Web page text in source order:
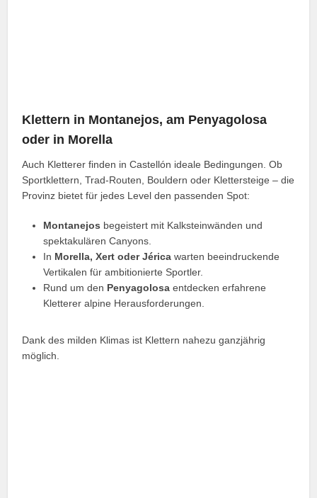
Klettern in Montanejos, am Penyagolosa
oder in Morella
Auch Kletterer finden in Castellón ideale Bedingungen. Ob
Sportklettern, Trad-Routen, Bouldern oder Klettersteige – die
Provinz bietet für jedes Level den passenden Spot:
Montanejos begeistert mit Kalksteinwänden und
spektakulären Canyons.
In Morella, Xert oder Jérica warten beeindruckende
Vertikalen für ambitionierte Sportler.
Rund um den Penyagolosa entdecken erfahrene
Kletterer alpine Herausforderungen.
Dank des milden Klimas ist Klettern nahezu ganzjährig
möglich.